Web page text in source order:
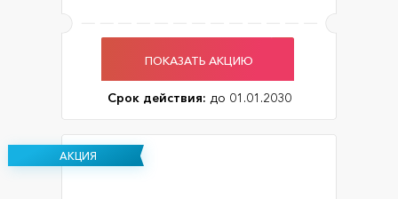
ПОКАЗАТЬ АКЦИЮ
Срок действия: до 01.01.2030
АКЦИЯ